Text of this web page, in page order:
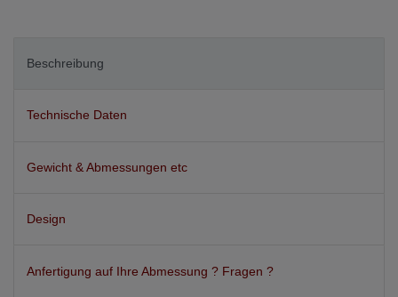
Beschreibung
Technische Daten
Gewicht & Abmessungen etc
Design
Anfertigung auf Ihre Abmessung ? Fragen ?